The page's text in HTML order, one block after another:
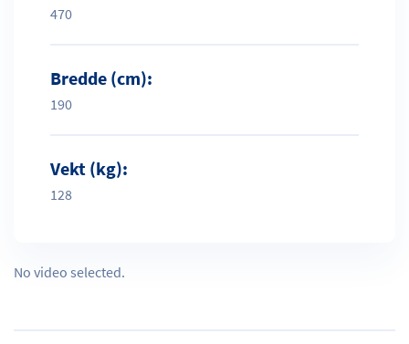
470
Bredde (cm):
190
Vekt (kg):
128
No video selected.